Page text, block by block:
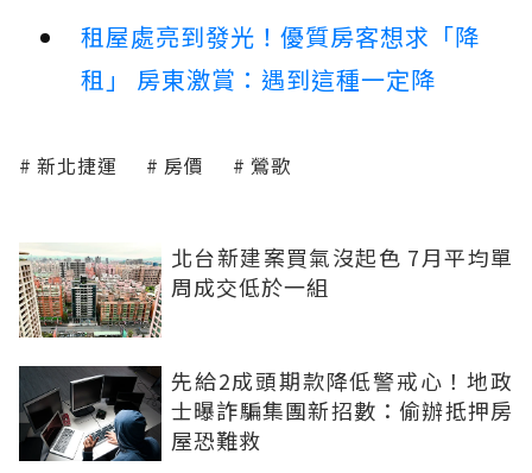
租屋處亮到發光！優質房客想求「降
租」 房東激賞：遇到這種一定降
新北捷運 房價 鶯歌
北台新建案買氣沒起色 7月平均單
周成交低於一組
先給2成頭期款降低警戒心！地政
士曝詐騙集團新招數：偷辦抵押房
屋恐難救